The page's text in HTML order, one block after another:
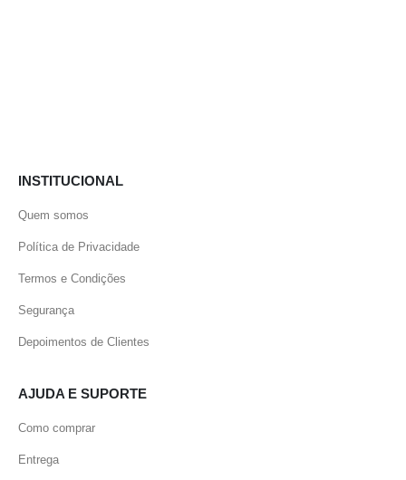
INSTITUCIONAL
Quem somos
Política de Privacidade
Termos e Condições
Segurança
Depoimentos de Clientes
AJUDA E SUPORTE
Como comprar
Entrega